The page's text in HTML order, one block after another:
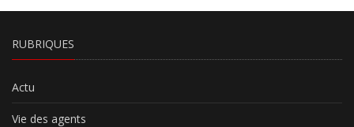
RUBRIQUES
Actu
Vie des agents